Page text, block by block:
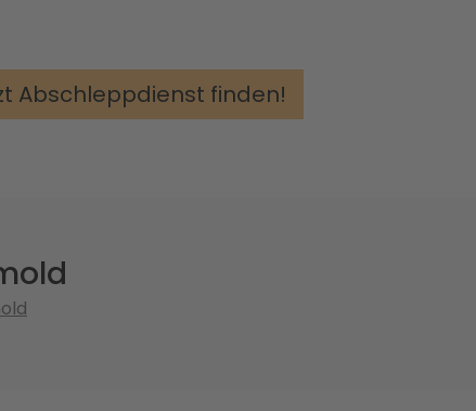
Abschleppdienst finden!